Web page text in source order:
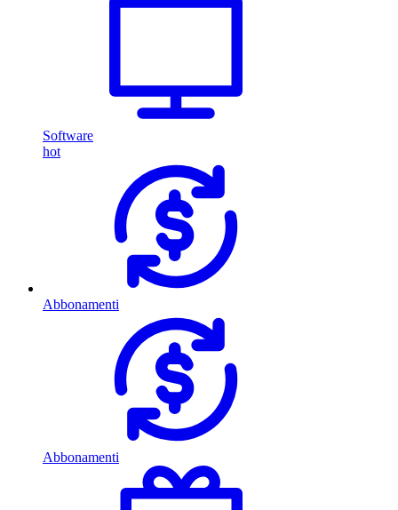
Software
hot
Abbonamenti
Abbonamenti